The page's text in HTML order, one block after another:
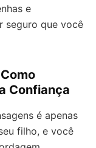
e
seguro que você
Confiança
é apenas
filho, e você